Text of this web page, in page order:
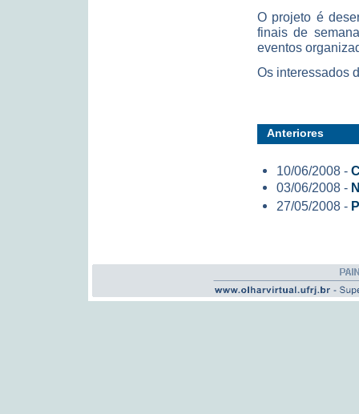
O projeto é
finais de
eventos
Os interessados
Anteriores
10/06/2008 -
03/06/2008 -
27/05/2008 -